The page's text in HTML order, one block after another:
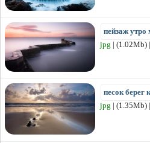
пейзаж утро
jpg | (1.02Mb)
песок берег
jpg | (1.35Mb)